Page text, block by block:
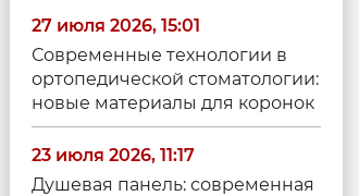
27 июля 2026, 15:01
Современные технологии в
ортопедической стоматологии:
новые материалы для коронок
23 июля 2026, 11:17
Душевая панель: современная